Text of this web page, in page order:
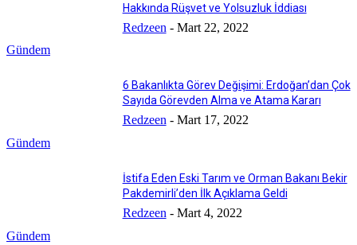
Gündem
Hakkında Rüşvet ve Yolsuzluk İddiası
Redzeen - Mart 22, 2022
Gündem
6 Bakanlıkta Görev Değişimi: Erdoğan’dan Çok
Sayıda Görevden Alma ve Atama Kararı
Redzeen - Mart 17, 2022
Gündem
İstifa Eden Eski Tarım ve Orman Bakanı Bekir
Pakdemirli’den İlk Açıklama Geldi
Redzeen - Mart 4, 2022